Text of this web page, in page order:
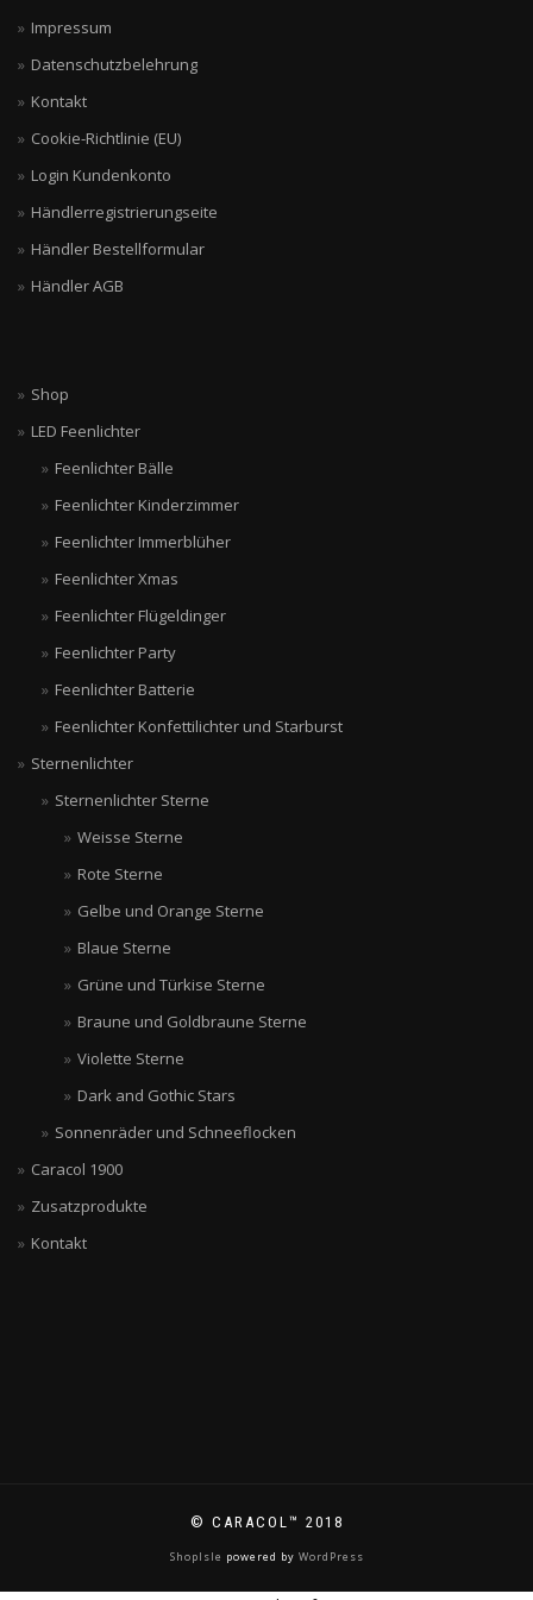
Impressum
Datenschutzbelehrung
Kontakt
Cookie-Richtlinie (EU)
Login Kundenkonto
Händlerregistrierungseite
Händler Bestellformular
Händler AGB
Shop
LED Feenlichter
Feenlichter Bälle
Feenlichter Kinderzimmer
Feenlichter Immerblüher
Feenlichter Xmas
Feenlichter Flügeldinger
Feenlichter Party
Feenlichter Batterie
Feenlichter Konfettilichter und Starburst
Sternenlichter
Sternenlichter Sterne
Weisse Sterne
Rote Sterne
Gelbe und Orange Sterne
Blaue Sterne
Grüne und Türkise Sterne
Braune und Goldbraune Sterne
Violette Sterne
Dark and Gothic Stars
Sonnenräder und Schneeflocken
Caracol 1900
Zusatzprodukte
Kontakt
© CARACOL™ 2018
ShopIsle powered by WordPress